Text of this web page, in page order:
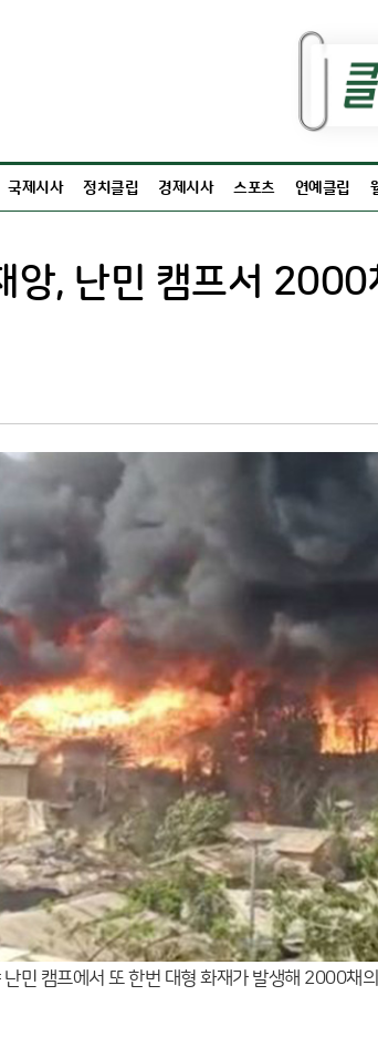
국제시사 정치클립 경제시사 스포츠 연예클립
앙, 난민 캠프서 2000
민 캠프에서 또 한번 대형 화재가 발생해 2000채